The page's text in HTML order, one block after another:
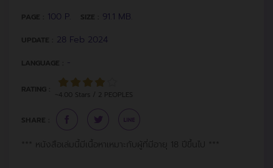
PAGE : 100 P. SIZE : 91.1 MB.
UPDATE : 28 Feb 2024
LANGUAGE : -
RATING :
~4.00 Stars / 2 PEOPLES
SHARE :
*** หนังสือเล่มนี้มีเนื้อหาเหมาะกับผู้ที่มีอายุ 18 ปีขึ้นไป ***